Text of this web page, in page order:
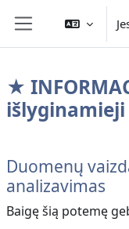
Przejdź do głównej
Panel boczny
★
Przegląd sekcji
Duomenų
analizavimas
Baigę šią potemę